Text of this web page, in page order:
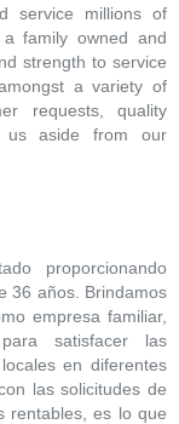
service millions of
family owned and
strength to service
a variety of
requests, quality
us aside from our
proporcionando
36 años. Brindamos
empresa familiar,
satisfacer las
en diferentes
las solicitudes de
rentables, es lo que